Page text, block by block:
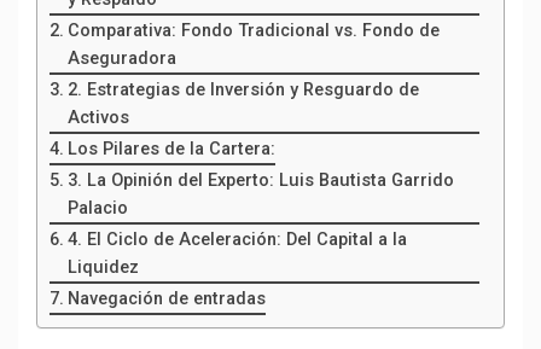
Comparativa: Fondo Tradicional vs. Fondo de
Aseguradora
2. Estrategias de Inversión y Resguardo de
Activos
Los Pilares de la Cartera:
3. La Opinión del Experto: Luis Bautista Garrido
Palacio
4. El Ciclo de Aceleración: Del Capital a la
Liquidez
Navegación de entradas